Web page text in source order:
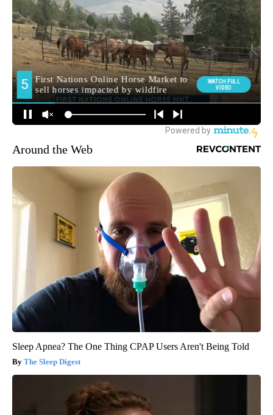
Around the Web
Sleep Apnea? The One Thing CPAP Users Aren't Being Told
The Sleep Digest